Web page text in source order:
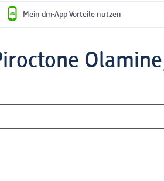
Mein dm-App Vorteile nutzen